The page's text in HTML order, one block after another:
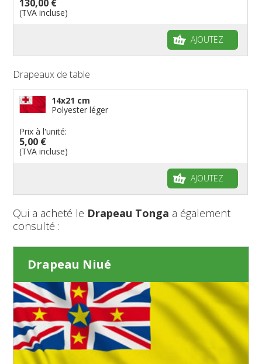
130,00 €
(TVA incluse)
AJOUTEZ
Drapeaux de table
14x21 cm
Polyester léger
Prix à l'unité:
5,00 €
(TVA incluse)
AJOUTEZ
Qui a acheté le Drapeau Tonga a également
consulté :
Drapeau Niué